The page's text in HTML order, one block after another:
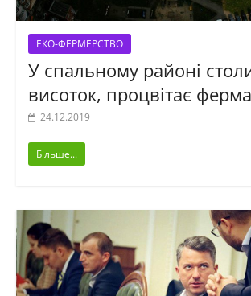
ЕКО-ФЕРМЕРСТВО
У спальному районі
висоток, процвітає ферма
24.12.2019
Більше...